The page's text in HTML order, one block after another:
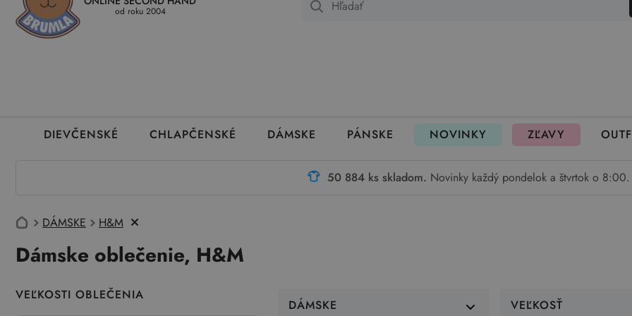
Kedy a ako dostanem tovar Ako môžem vrátiť oblečenie Ako fungujú rezervácie
od roku 2004
DIEVČENSKÉ CHLAPČENSKÉ DÁMSKE PÁNSKE NOVINKY ZĽAVY
50 884 ks skladom. Novinky každý pondelok a štvrtok o 8:00.
DÁMSKE H&M
Dámske oblečenie, H&M
VEĽKOSTI OBLEČENIA
DÁMSKE VEĽKOSŤ